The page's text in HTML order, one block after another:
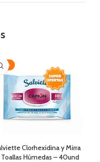
Clorhexidina y Mirra
Húmedas – 40und